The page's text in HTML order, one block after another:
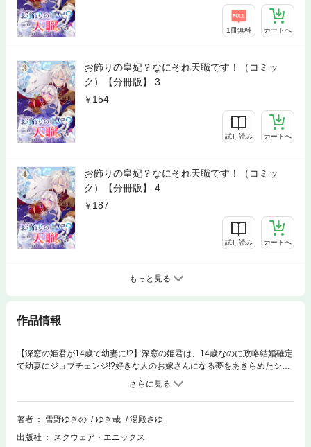
1冊無料 カートへ
お飾りの皇妃？なにそれ天職です！（コミッ
ク）【分冊版】 3
154
試し読み カートへ
お飾りの皇妃？なにそれ天職です！（コミッ
ク）【分冊版】 4
187
試し読み カートへ
もっと見る
作品情報
【深窓の姫君が14歳で幼妻に!?】深窓の姫君は、14歳なのに政略結婚確定
で幼妻にジョブチェンジ!?好きな人のお嫁さんになる夢をあきらめたシャ
ノンは未来の旦那様がいる帝国に向かう道中、魔獣襲撃で死にかけてしま
う！そして神獣リュカオンに救われた彼女は思いっきり悟った。「やっぱ
命あっての物種よね。なにもしないのに養ってもらえるなんて天職で
は!?」と。そうして、世話焼き神獣にもふもふされながら始まった皇妃生
にそれ天職です！（コミック）」を1話ごとに分冊したものです。(C)2025
著者 雪野ゆきの ゆき哉
湯殿さゆ
出版社
スクウェア・エニックス